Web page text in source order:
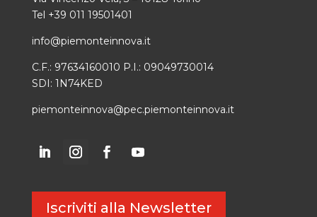
Tel +39 011 19501401
info@piemonteinnova.it
C.F.: 97634160010 P.I.: 09049730014
SDI: 1N74KED
piemonteinnova@pec.piemonteinnova.it
Iscriviti alla Newsletter